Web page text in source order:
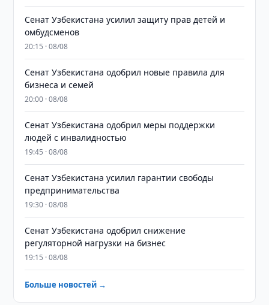
Сенат Узбекистана усилил защиту прав детей и
омбудсменов
20:15 · 08/08
Сенат Узбекистана одобрил новые правила для
бизнеса и семей
20:00 · 08/08
Сенат Узбекистана одобрил меры поддержки
людей с инвалидностью
19:45 · 08/08
Сенат Узбекистана усилил гарантии свободы
предпринимательства
19:30 · 08/08
Сенат Узбекистана одобрил снижение
регуляторной нагрузки на бизнес
19:15 · 08/08
Больше новостей →